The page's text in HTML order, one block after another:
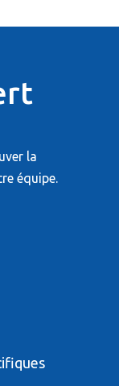
la
équipe.